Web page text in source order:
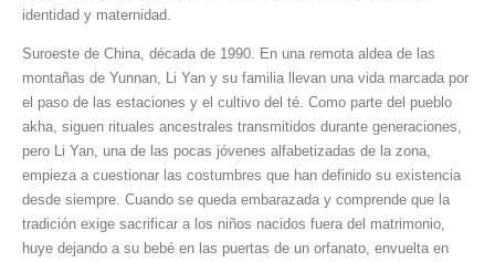
identidad y maternidad.
Suroeste de China, década de 1990. En una remota aldea de las
montañas de Yunnan, Li Yan y su familia llevan una vida marcada por
el paso de las estaciones y el cultivo del té. Como parte del pueblo
akha, siguen rituales ancestrales transmitidos durante generaciones,
pero Li Yan, una de las pocas jóvenes alfabetizadas de la zona,
empieza a cuestionar las costumbres que han definido su existencia
desde siempre. Cuando se queda embarazada y comprende que la
tradición exige sacrificar a los niños nacidos fuera del matrimonio,
huye dejando a su bebé en las puertas de un orfanato, envuelta en